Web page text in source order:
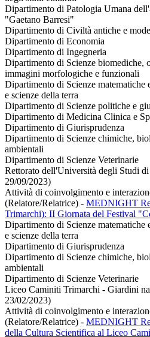
Dipartimento di Patologia Umana
"Gaetano Barresi"
Dipartimento di Civiltà antiche e
Dipartimento di Economia
Dipartimento di Ingegneria
Dipartimento di Scienze biomediche,
immagini morfologiche e funzionali
Dipartimento di Scienze matematiche
e scienze della terra
Dipartimento di Scienze politiche e
Dipartimento di Medicina Clinica e
Dipartimento di Giurisprudenza
Dipartimento di Scienze chimiche,
ambientali
Dipartimento di Scienze Veterinarie
Rettorato dell'Università degli Studi
29/09/2023)
Attività di coinvolgimento e
(Relatore/Relatrice) - MEDNIGHT
Trimarchi): II Giornata del Festival
Dipartimento di Scienze matematiche
e scienze della terra
Dipartimento di Giurisprudenza
Dipartimento di Scienze chimiche,
ambientali
Dipartimento di Scienze Veterinarie
Liceo Caminiti Trimarchi - Giardini
23/02/2023)
Attività di coinvolgimento e
(Relatore/Relatrice) - MEDNIGHT
della Cultura Scientifica al Liceo